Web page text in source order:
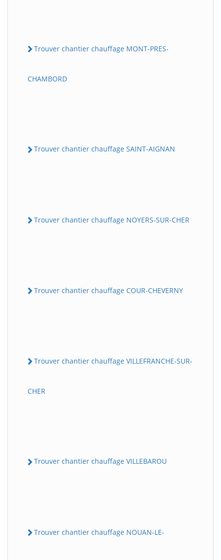
Trouver chantier chauffage MONT-PRES-
CHAMBORD
Trouver chantier chauffage SAINT-AIGNAN
Trouver chantier chauffage NOYERS-SUR-CHER
Trouver chantier chauffage COUR-CHEVERNY
Trouver chantier chauffage VILLEFRANCHE-SUR-
CHER
Trouver chantier chauffage VILLEBAROU
Trouver chantier chauffage NOUAN-LE-